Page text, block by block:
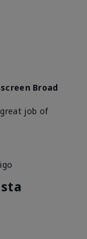
Broad
job of